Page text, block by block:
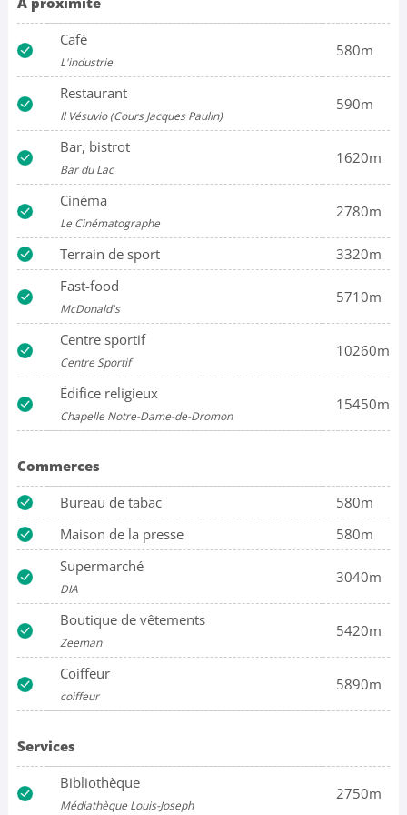
Café
L'industrie
580m
Restaurant
Il Vésuvio (Cours Jacques Paulin)
590m
Bar, bistrot
Bar du Lac
1620m
Cinéma
Le Cinématographe
2780m
Terrain de sport
3320m
Fast-food
McDonald's
5710m
Centre sportif
Centre Sportif
10260m
Édifice religieux
Chapelle Notre-Dame-de-Dromon
15450m
Commerces
Bureau de tabac
580m
Maison de la presse
580m
Supermarché
DIA
3040m
Boutique de vêtements
Zeeman
5420m
Coiffeur
coiffeur
5890m
Services
Bibliothèque
Médiathèque Louis-Joseph
2750m